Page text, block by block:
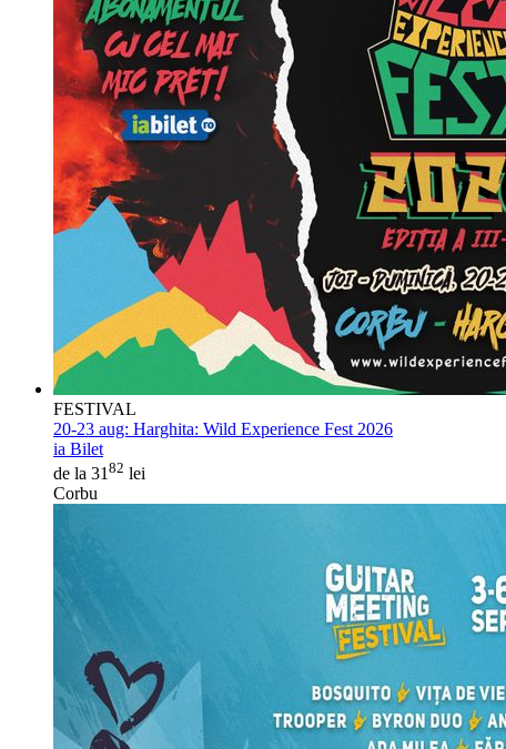
FESTIVAL
20-23 aug: Harghita: Wild Experience Fest 2026
ia Bilet
de la 31 82 lei
Corbu